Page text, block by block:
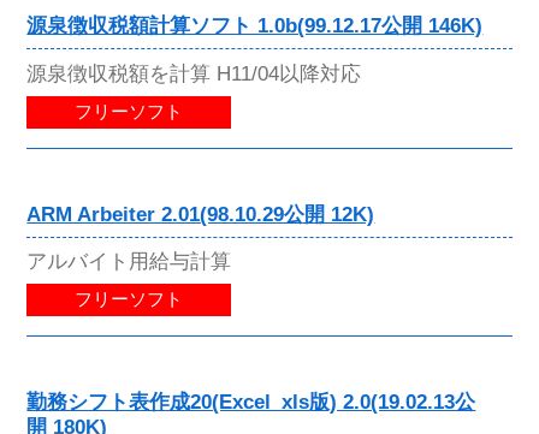
源泉徴収税額計算ソフト 1.0b(99.12.17公開 146K)
源泉徴収税額を計算 H11/04以降対応
フリーソフト
ARM Arbeiter 2.01(98.10.29公開 12K)
アルバイト用給与計算
フリーソフト
勤務シフト表作成20(Excel_xls版) 2.0(19.02.13公
開 180K)